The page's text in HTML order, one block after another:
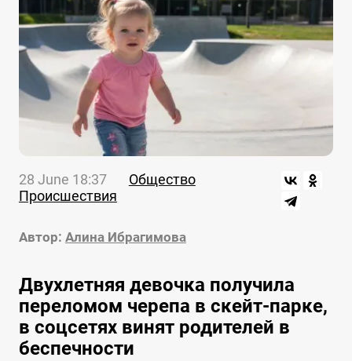
28 June 18:37
Общество
Происшествия
Автор: Алина Ибрагимова
Двухлетняя девочка получила
переломом черепа в скейт-парке,
в соцсетях винят родителей в
беспечности